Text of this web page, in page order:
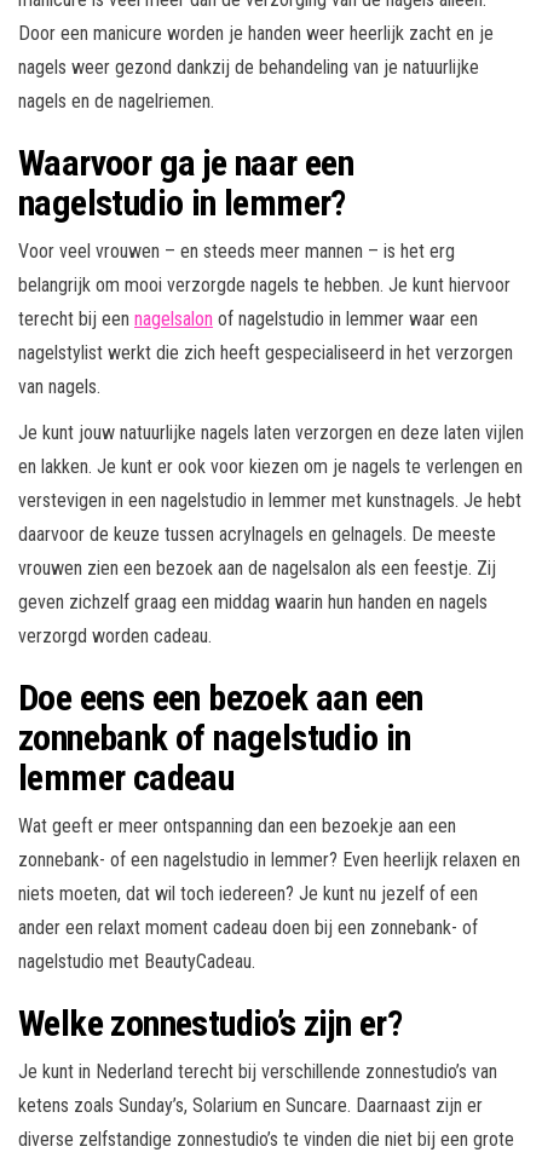
Door een manicure worden je handen weer heerlijk zacht en je
nagels weer gezond dankzij de behandeling van je natuurlijke
nagels en de nagelriemen.
Waarvoor ga je naar een
nagelstudio in lemmer?
Voor veel vrouwen – en steeds meer mannen – is het erg
belangrijk om mooi verzorgde nagels te hebben. Je kunt hiervoor
terecht bij een nagelsalon of nagelstudio in lemmer waar een
nagelstylist werkt die zich heeft gespecialiseerd in het verzorgen
van nagels.
Je kunt jouw natuurlijke nagels laten verzorgen en deze laten vijlen
en lakken. Je kunt er ook voor kiezen om je nagels te verlengen en
verstevigen in een nagelstudio in lemmer met kunstnagels. Je hebt
daarvoor de keuze tussen acrylnagels en gelnagels. De meeste
vrouwen zien een bezoek aan de nagelsalon als een feestje. Zij
geven zichzelf graag een middag waarin hun handen en nagels
verzorgd worden cadeau.
Doe eens een bezoek aan een
zonnebank of nagelstudio in
lemmer cadeau
Wat geeft er meer ontspanning dan een bezoekje aan een
zonnebank- of een nagelstudio in lemmer? Even heerlijk relaxen en
niets moeten, dat wil toch iedereen? Je kunt nu jezelf of een
ander een relaxt moment cadeau doen bij een zonnebank- of
nagelstudio met BeautyCadeau.
Welke zonnestudio’s zijn er?
Je kunt in Nederland terecht bij verschillende zonnestudio’s van
ketens zoals Sunday’s, Solarium en Suncare. Daarnaast zijn er
diverse zelfstandige zonnestudio’s te vinden die niet bij een grote